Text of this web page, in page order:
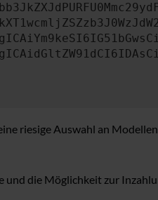
riesige Auswahl an
die Möglichkeit zur